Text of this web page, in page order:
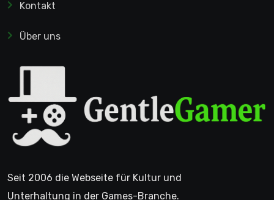
Kontakt
Über uns
Seit 2006 die Webseite für Kultur und
Unterhaltung in der Games-Branche.